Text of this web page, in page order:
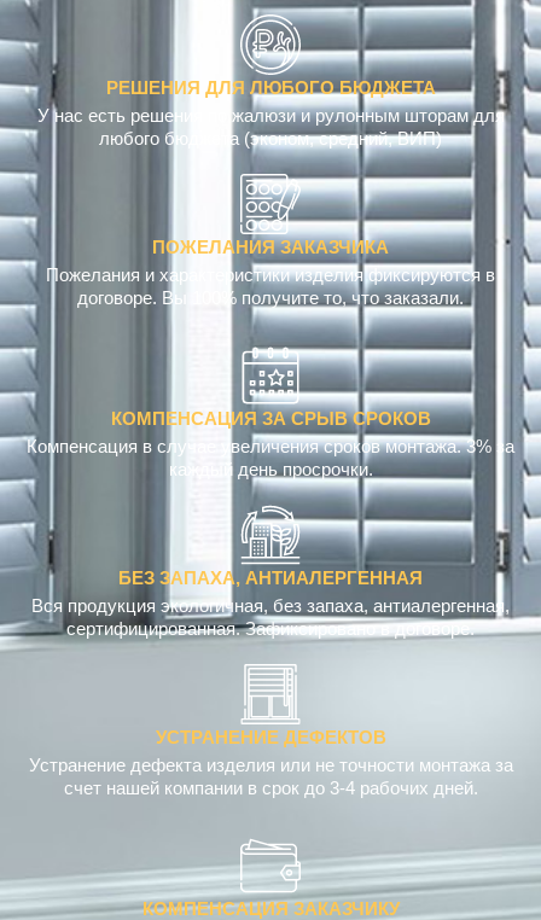
РЕШЕНИЯ ДЛЯ ЛЮБОГО БЮДЖЕТА
У нас есть решения по жалюзи и рулонным шторам для
любого бюджета (эконом, средний, ВИП)
ПОЖЕЛАНИЯ ЗАКАЗЧИКА
Пожелания и характеристики изделия фиксируются в
договоре. Вы 100% получите то, что заказали.
КОМПЕНСАЦИЯ ЗА СРЫВ СРОКОВ
Компенсация в случае увеличения сроков монтажа. 3% за
каждый день просрочки.
БЕЗ ЗАПАХА, АНТИАЛЕРГЕННАЯ
Вся продукция экологичная, без запаха, антиалергенная,
сертифицированная. Зафиксировано в договоре.
УСТРАНЕНИЕ ДЕФЕКТОВ
Устранение дефекта изделия или не точности монтажа за
счет нашей компании в срок до 3-4 рабочих дней.
КОМПЕНСАЦИЯ ЗАКАЗЧИКУ